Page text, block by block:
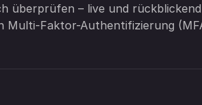
überprüfen – live und rückblickend
Multi-Faktor-Authentifizierung